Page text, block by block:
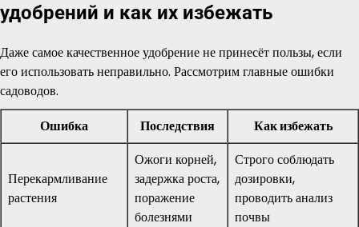
удобрений и как их избежать
Даже самое качественное удобрение не принесёт пользы, если
его использовать неправильно. Рассмотрим главные ошибки
садоводов.
Ошибка
Последствия Как избежать
Перекармливание
растения
Ожоги корней,
задержка роста,
поражение
болезнями
Строго соблюдать
дозировки,
проводить анализ
почвы